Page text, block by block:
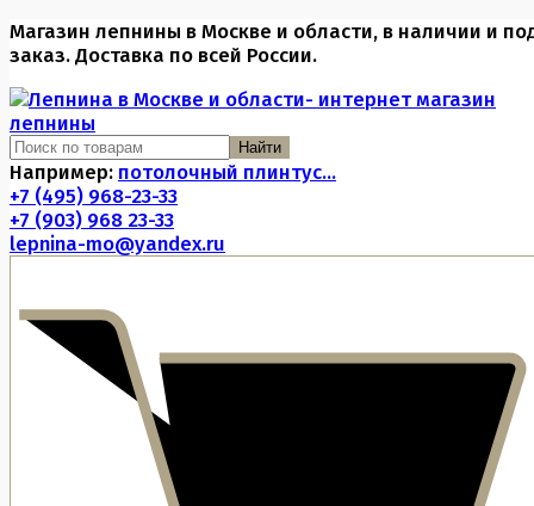
Магазин лепнины в Москве и области, в наличии и
заказ. Доставка по всей России.
Найти
Например: потолочный плинтус...
+7 (495) 968-23-33
+7 (903) 968 23-33
lepnina-mo@yandex.ru